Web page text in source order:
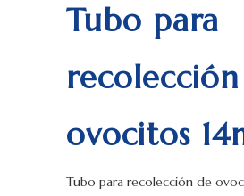
Tubo para
ovocitos
Tubo para recolección de